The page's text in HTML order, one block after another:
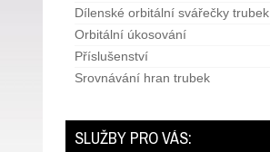
Dílenské orbitální svářečky trubek
Orbitální úkosování
Příslušenství
Srovnávání hran trubek
SLUŽBY PRO VÁS: